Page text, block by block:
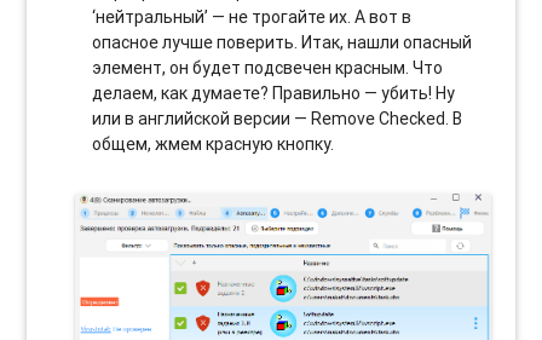
‘нейтральный’ — не трогайте их. А вот в
опасное лучше поверить. Итак, нашли опасный
элемент, он будет подсвечен красным. Что
делаем, как думаете? Правильно — убить! Ну
или в английской версии — Remove Checked. В
общем, жмем красную кнопку.